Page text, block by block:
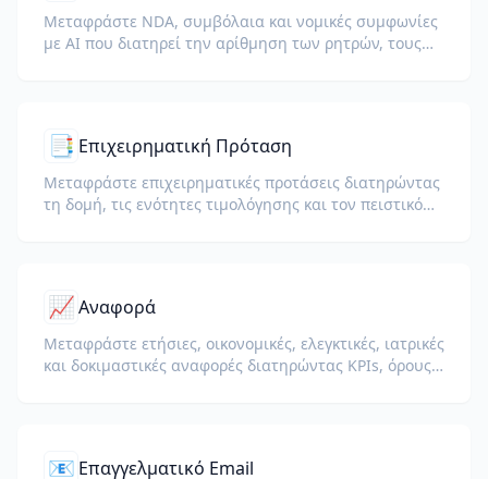
Μεταφράστε NDA, συμβόλαια και νομικές συμφωνίες
με AI που διατηρεί την αρίθμηση των ρητρών, τους
📑 Επιχειρηματική Πρόταση
Μεταφράστε επιχειρηματικές προτάσεις διατηρώντας
τη δομή, τις ενότητες τιμολόγησης και τον πειστικό
📈Αναφορά
Μεταφράστε ετήσιες, οικονομικές, ελεγκτικές, ιατρικές
και δοκιμαστικές αναφορές διατηρώντας KPIs, όρους
📧 Επαγγελματικό Email